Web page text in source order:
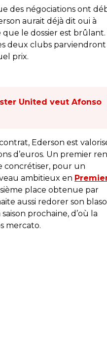
des négociations ont
aurait déjà dit oui à
le dossier est brûlant.
deux clubs parviendront
prix.
United veut Afonso
Ederson est
d’euros. Un premier
concrétiser, pour un
ambitieux en
place obtenue par
aussi redorer son
prochaine, d’où la
mercato.